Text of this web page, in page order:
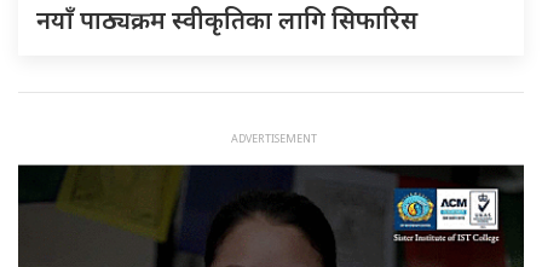
नयाँ पाठ्यक्रम स्वीकृतिका लागि सिफारिस